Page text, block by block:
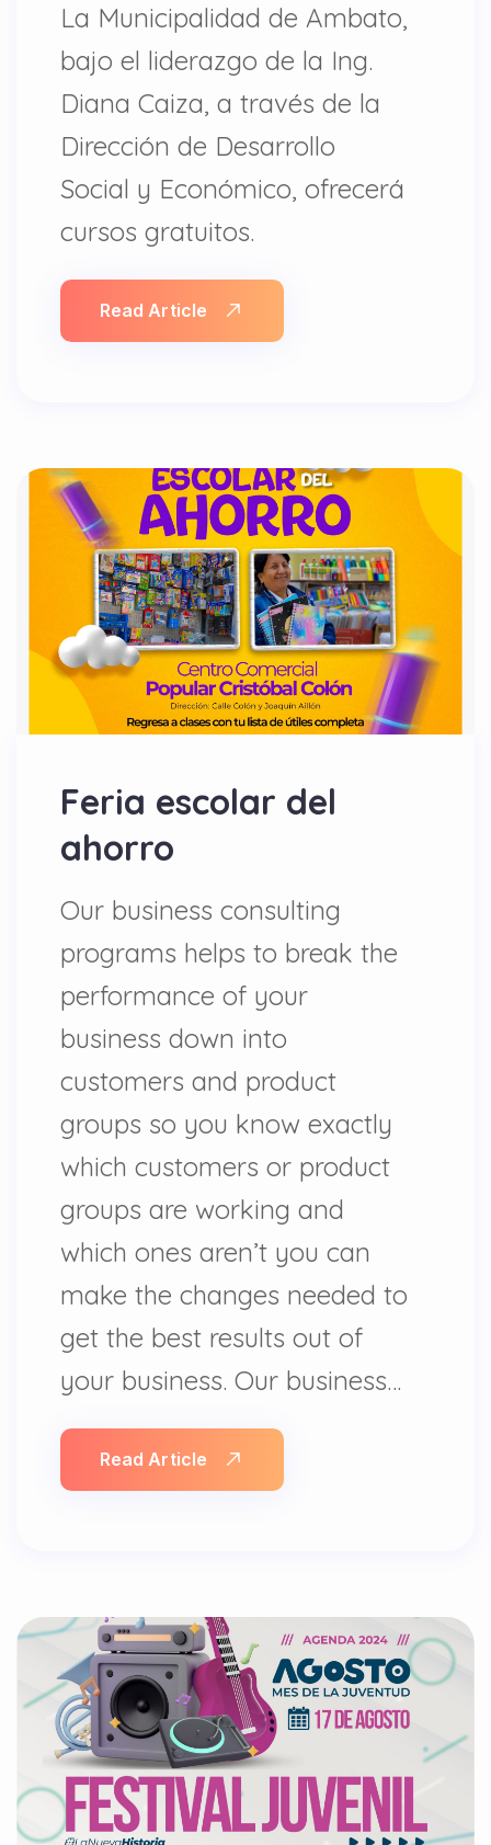
La Municipalidad de Ambato,
bajo el liderazgo de la Ing.
Diana Caiza, a través de la
Dirección de Desarrollo
Social y Económico, ofrecerá
cursos gratuitos.
Read Article
Feria escolar del
ahorro
Our business consulting
programs helps to break the
performance of your
business down into
customers and product
groups so you know exactly
which customers or product
groups are working and
which ones aren’t you can
make the changes needed to
get the best results out of
your business. Our business…
Read Article